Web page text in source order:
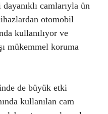
camlarıyla ün
otomobil
kullanılıyor ve
mükemmel koruma
de büyük etki
kullanılan cam